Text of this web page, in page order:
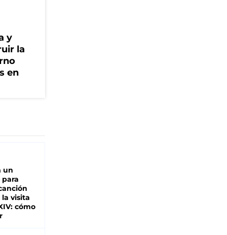
y
la
en
un
para
visita
cómo